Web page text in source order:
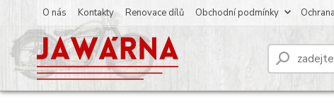
O nás Kontakty Renovace dílů Obchodní podmínky